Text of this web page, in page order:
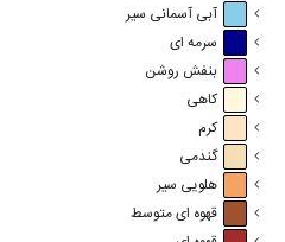
آبی آسمانی سیر
سرمه ای
بنفش روشن
کاهی
کرم
گندمی
هلویی سیر
قهوه ای متوسط